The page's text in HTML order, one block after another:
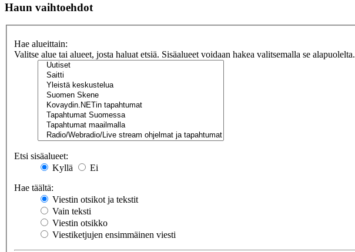
Haun vaihtoehdot
Hae alueittain:
Valitse alue tai alueet, josta haluat etsiä. Sisäalueet voidaan hakea valitsemalla se alapuolelta.
Etsi sisäalueet:
Kyllä
Ei
Hae täältä:
Viestin otsikot ja tekstit
Vain teksti
Viestin otsikko
Viestiketjujen ensimmäinen viesti